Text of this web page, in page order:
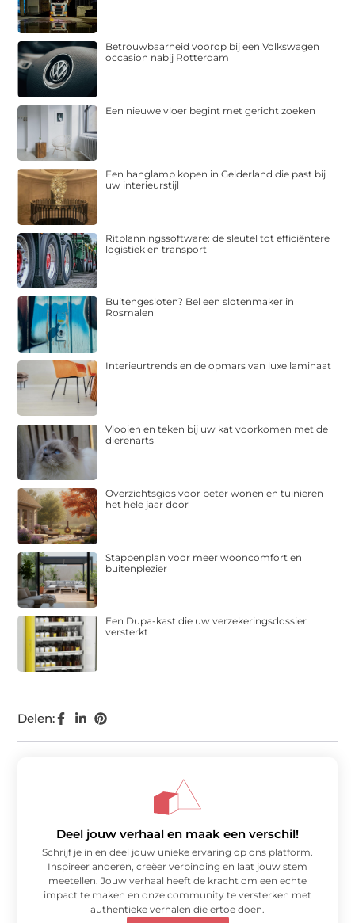
Delen:
Betrouwbaarheid voorop bij een Volkswagen
occasion nabij Rotterdam
Een nieuwe vloer begint met gericht zoeken
Een hanglamp kopen in Gelderland die past bij
uw interieurstijl
Ritplanningssoftware: de sleutel tot efficiëntere
logistiek en transport
Buitengesloten? Bel een slotenmaker in
Rosmalen
Interieurtrends en de opmars van luxe laminaat
Vlooien en teken bij uw kat voorkomen met de
dierenarts
Overzichtsgids voor beter wonen en tuinieren
het hele jaar door
Stappenplan voor meer wooncomfort en
buitenplezier
Een Dupa-kast die uw verzekeringsdossier
versterkt
Deel jouw verhaal en maak een verschil!
Schrijf je in en deel jouw unieke ervaring op ons platform.
Inspireer anderen, creëer verbinding en laat jouw stem
meetellen. Jouw verhaal heeft de kracht om een echte
impact te maken en onze community te versterken met
authentieke verhalen die ertoe doen.